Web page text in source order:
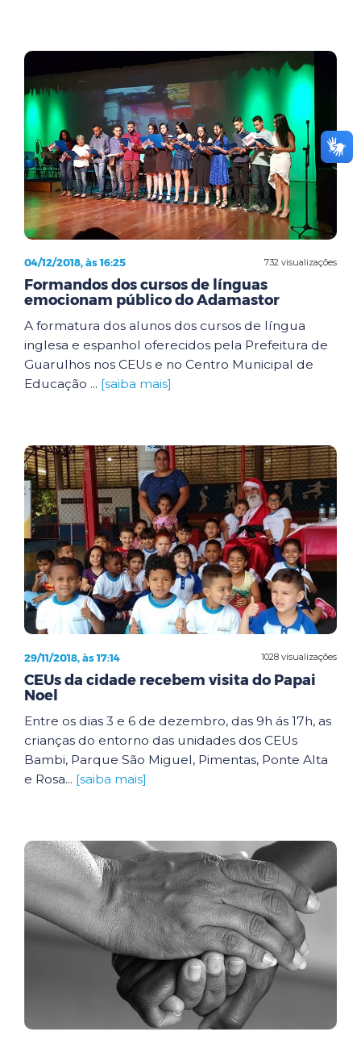
732 visualizações
04/12/2018, às 16:25
Formandos dos cursos de línguas
emocionam público do Adamastor
A formatura dos alunos dos cursos de língua
inglesa e espanhol oferecidos pela Prefeitura de
Guarulhos nos CEUs e no Centro Municipal de
Educação ... [saiba mais]
1028 visualizações
29/11/2018, às 17:14
CEUs da cidade recebem visita do Papai
Noel
Entre os dias 3 e 6 de dezembro, das 9h ás 17h, as
crianças do entorno das unidades dos CEUs
Bambi, Parque São Miguel, Pimentas, Ponte Alta
e Rosa... [saiba mais]